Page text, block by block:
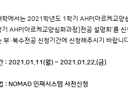
학에서는 2021학년도 1학기 AHP(아르케교양
AHP(아르케교양심화과정]전공 설명회’를
부·복수전공 신청기간에 신청해주시기 바랍니
: 2021.01.11(월) ~ 2021.01.22.(금)
: NOMAD 인재시스템 사전신청